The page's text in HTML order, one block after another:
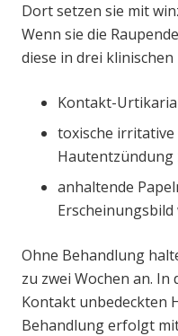
Dort setzen sie mit
Wenn sie die
diese in drei
Kontakt-
toxische irritative
Hautentzündung
anhaltende
Ohne Behandlung
zu zwei Wochen an. In
Kontakt unbedeckten
Behandlung erfolgt